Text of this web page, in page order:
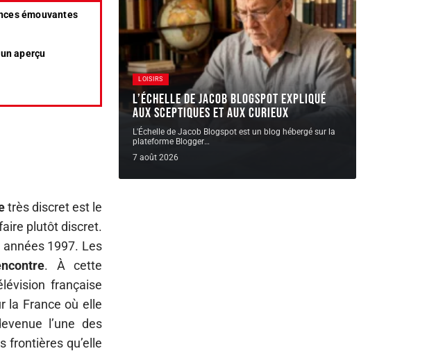
émouvantes
aperçu
très discret est le
plutôt discret.
1997. Les
. À cette
française
la France où elle
l’une des
frontières qu’elle
LOISIRS
L’Échelle de Jacob Blogspot expliqué
aux sceptiques et aux curieux
L'Échelle de Jacob Blogspot est un blog hébergé sur la
plateforme Blogger…
7 août 2026